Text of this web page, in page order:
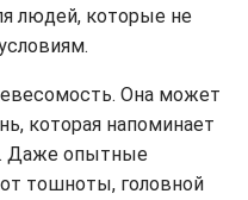
людей, которые не
Она может
которая напоминает
Даже опытные
тошноты, головной